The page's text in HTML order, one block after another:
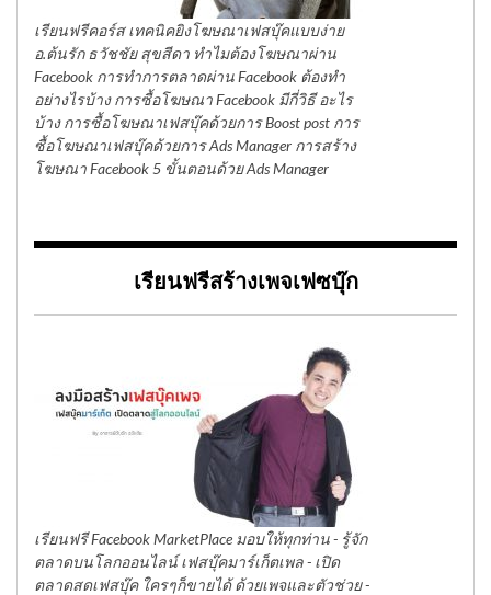
เรียนฟรีคอร์ส เทคนิคยิงโฆษณาเฟสบุ๊คแบบง่าย
อ.ต้นรัก ธวัชชัย สุขสีดา ทำไมต้องโฆษณาผ่าน
Facebook การทำการตลาดผ่าน Facebook ต้องทำ
อย่างไรบ้าง การซื้อโฆษณา Facebook มีกี่วิธี อะไร
บ้าง การซื้อโฆษณาเฟสบุ๊คด้วยการ Boost post การ
ซื้อโฆษณาเฟสบุ๊คด้วยการ Ads Manager การสร้าง
โฆษณา Facebook 5 ขั้นตอนด้วย Ads Manager
เรียนฟรีสร้างเพจเฟซบุ๊ก
เรียนฟรี Facebook MarketPlace มอบให้ทุกท่าน - รู้จัก
ตลาดบนโลกออนไลน์ เฟสบุ๊คมาร์เก็ตเพล - เปิด
ตลาดสดเฟสบุ๊ค ใครๆก็ขายได้ ด้วยเพจและตัวช่วย -